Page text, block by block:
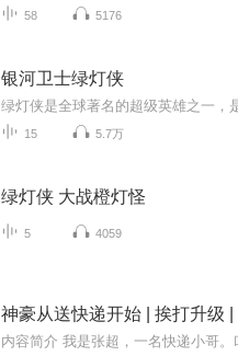
58 5176
银河卫士绿灯侠
15 5.7万
绿灯侠 大战橙灯怪
5 4059
神豪从送快递开始 | 挨打升级 |